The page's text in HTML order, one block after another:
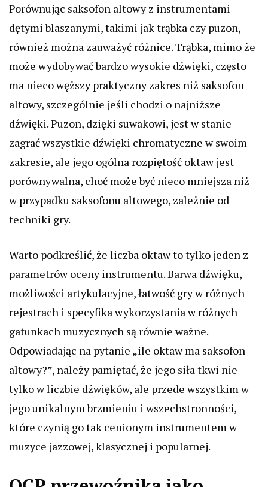
Porównując saksofon altowy z instrumentami
dętymi blaszanymi, takimi jak trąbka czy puzon,
również można zauważyć różnice. Trąbka, mimo że
może wydobywać bardzo wysokie dźwięki, często
ma nieco węższy praktyczny zakres niż saksofon
altowy, szczególnie jeśli chodzi o najniższe
dźwięki. Puzon, dzięki suwakowi, jest w stanie
zagrać wszystkie dźwięki chromatyczne w swoim
zakresie, ale jego ogólna rozpiętość oktaw jest
porównywalna, choć może być nieco mniejsza niż
w przypadku saksofonu altowego, zależnie od
techniki gry.
Warto podkreślić, że liczba oktaw to tylko jeden z
parametrów oceny instrumentu. Barwa dźwięku,
możliwości artykulacyjne, łatwość gry w różnych
rejestrach i specyfika wykorzystania w różnych
gatunkach muzycznych są równie ważne.
Odpowiadając na pytanie „ile oktaw ma saksofon
altowy?”, należy pamiętać, że jego siła tkwi nie
tylko w liczbie dźwięków, ale przede wszystkim w
jego unikalnym brzmieniu i wszechstronności,
które czynią go tak cenionym instrumentem w
muzyce jazzowej, klasycznej i popularnej.